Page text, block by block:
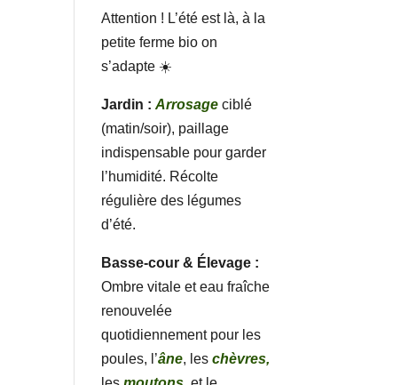
Attention ! L’été est là, à la
petite ferme bio on
s’adapte ☀️
Jardin : Arrosage ciblé
(matin/soir), paillage
indispensable pour garder
l’humidité. Récolte
régulière des légumes
d’été.
Basse-cour & Élevage :
Ombre vitale et eau fraîche
renouvelée
quotidiennement pour les
poules, l’âne, leschèvres,